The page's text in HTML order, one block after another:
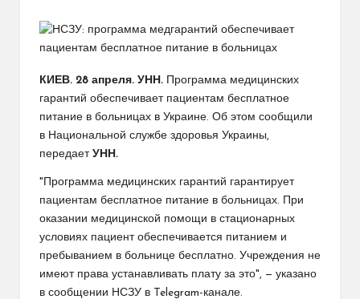
КИЕВ. 28 апреля. УНН. Программа медицинских
гарантий обеспечивает пациентам бесплатное
питание в больницах в Украине. Об этом сообщили
в Национальной службе здоровья Украины,
передает УНН.
"Программа медицинских гарантий гарантирует
пациентам бесплатное питание в больницах. При
оказании медицинской помощи в стационарных
условиях пациент обеспечивается питанием и
пребыванием в больнице бесплатно. Учреждения не
имеют права устанавливать плату за это", — указано
в сообщении НСЗУ в Telegram-канале.